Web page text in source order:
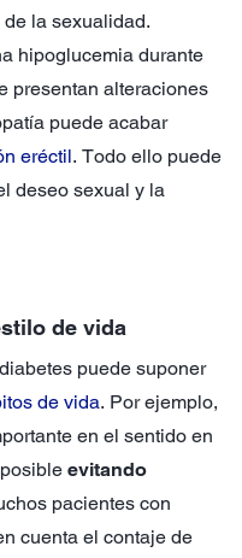
la sexualidad.
hipoglucemia durante
presentan alteraciones
puede acabar
eréctil. Todo ello puede
deseo sexual y la
de vida
puede suponer
de vida. Por ejemplo,
en el sentido en
evitando
pacientes con
cuenta el contaje de